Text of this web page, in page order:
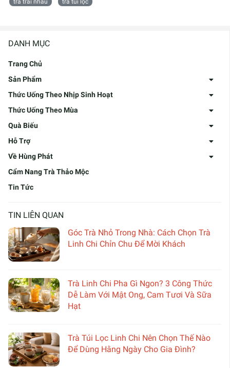
DANH MỤC
Trang Chủ
Sản Phẩm
Thức Uống Theo Nhịp Sinh Hoạt
Thức Uống Theo Mùa
Quà Biếu
Hỗ Trợ
Về Hùng Phát
Cẩm Nang Trà Thảo Mộc
Tin Tức
TIN LIÊN QUAN
Góc Trà Nhỏ Trong Nhà: Cách Chọn Trà
Linh Chi Chỉn Chu Để Mời Khách
Trà Linh Chi Pha Gì Ngon? 3 Công Thức
Dễ Làm Với Mật Ong, Cam Tươi Và Sữa
Hạt
Trà Túi Lọc Linh Chi Nên Chọn Thế Nào
Để Dùng Hằng Ngày Cho Gia Đình?
trà trái nhàu
trà túi lọc